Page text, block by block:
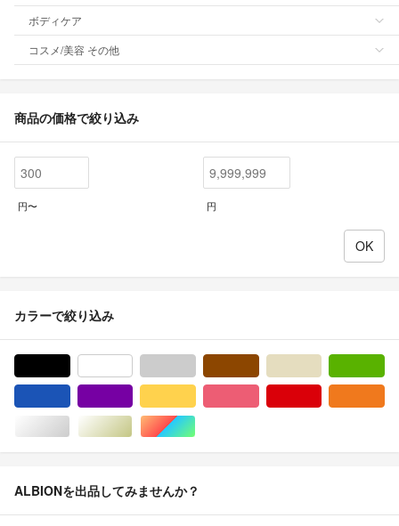
ボディケア
コスメ/美容 その他
商品の価格で絞り込み
円〜 円
カラーで絞り込み
シルバー/銀色系ゴールド/金色系マルチカラー
ALBIONを出品してみませんか？